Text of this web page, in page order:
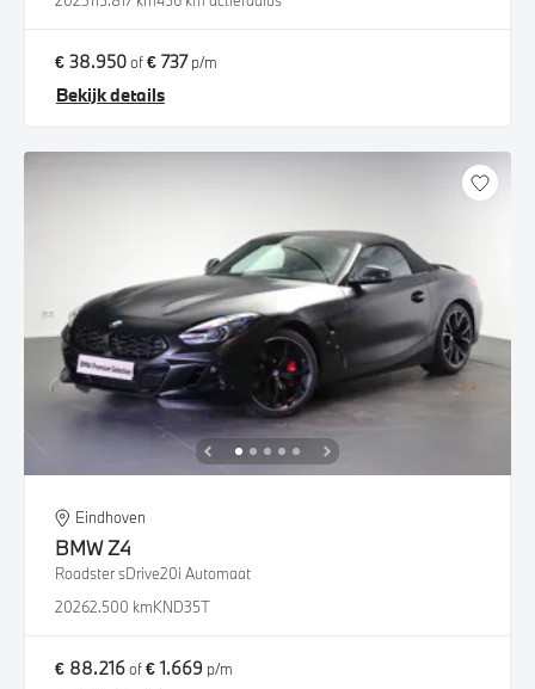
€ 38.950of€ 737p/m
Bekijk details
Eindhoven
BMWZ4
Roadster sDrive20i Automaat
20262.500 kmKND35T
€ 88.216of€ 1.669 p/m